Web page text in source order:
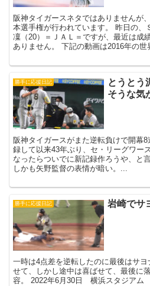
阪神タイガースネタではありませんが
本選手権が行われています。 昨日の、
凜（20）＝ＪＡＬ＝ですが、最近は成
ありません。 下記の動画は2016年の世
勝手に応援日記
とうとう
そうな気
阪神タイガースがまた逆転負けで開幕
録して以来43年ぶり、セ・リーグワー
なったらついでに新記録作ろうや、と
しかも矢野監督の表情が暗い。...
勝手に応援日記 岩崎でサ
一時は4点差を逆転したのに最後はサ
せて、しかし途中は喜ばせて、最後に
容。 2022年6月30日 横浜スタジアム